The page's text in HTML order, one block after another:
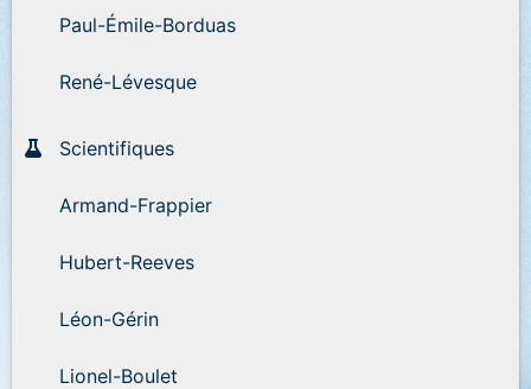
Paul-Émile-Borduas
René-Lévesque
Scientifiques
Armand-Frappier
Hubert-Reeves
Léon-Gérin
Lionel-Boulet